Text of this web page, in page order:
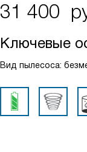
31 400
Ключевые
Вид пылесоса: